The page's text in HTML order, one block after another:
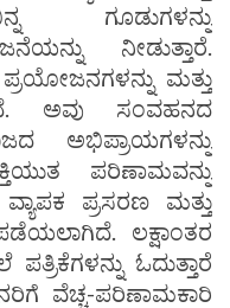
ಗೂಡುಗಳನ್ನು
ನೀಡುತ್ತಾರೆ.
ಮತ್ತು
ಅವು ಸಂವಹನದ
ಅಭಿಪ್ರಾಯಗಳನ್ನು
ಪರಿಣಾಮವನ್ನು
ಪ್ರಸರಣ ಮತ್ತು
ಲಕ್ಷಾಂತರ
ಓದುತ್ತಾರೆ
ವೆಚ್ಚ-ಪರಿಣಾಮಕಾರಿ